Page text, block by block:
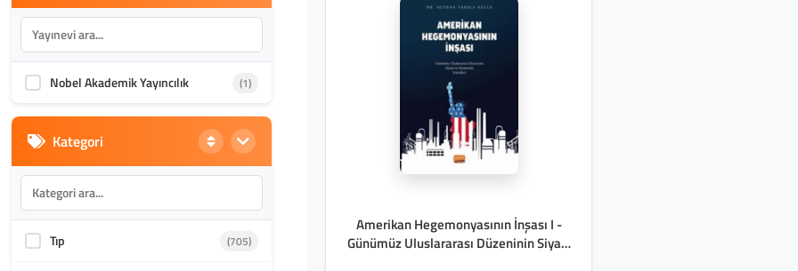
Nobel Akademik Yayıncılık (1)
Kategori
Tıp (705)
Amerikan Hegemonyasının İnşası I -
Günümüz Uluslararası Düzeninin Siyasi